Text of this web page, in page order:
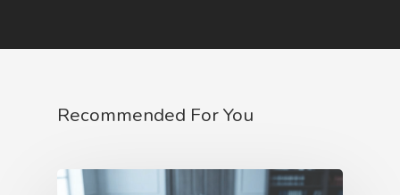
Recommended For You